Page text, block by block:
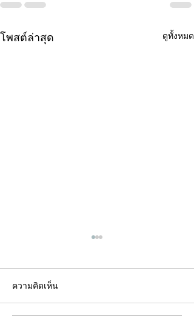
โพสต์ล่าสุด ดูทั้งหมด
ความคิดเห็น